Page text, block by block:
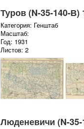
Туров (N-35-140-В)
Категория: Генштаб
Масштаб:
Год: 1931
Листов: 2
Люденевичи (N-35-